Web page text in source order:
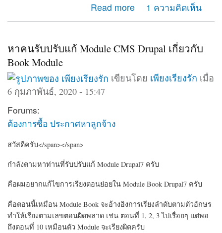
Read more
about ต้องการลบช่อง Supject และ ช่อง Massage
ของContact us
1 ความคิดเห็น
หาคนรับปรับแก้ Module CMS Drupal เกี่ยวกับ
Book Module
เขียนโดย เพียงเรียงรัก เมื่อ
6 กุมภาพันธ์, 2020 - 15:47
Forums:
ต้องการซื้อ ประกาศหาลูกจ้าง
สวัสดีครับ</span></span>
กำลังตามหาท่านที่รับปรับแก้ Module Drupal7 ครับ
คือผมอยากแก้ไขการเรียงตอนย่อยใน Module Book Drupal7 ครับ
คือตอนนี้เหมือน Module Book จะอ้างอิงการเรียงลำดับตามตัวอักษร
ทำให้เรียงตามเลขตอนผิดพลาด เช่น ตอนที่ 1, 2, 3 ไปเรื่อยๆ แต่พอ
ถึงตอนที่ 10 เหมือนตัว Module จะเรียงผิดครับ